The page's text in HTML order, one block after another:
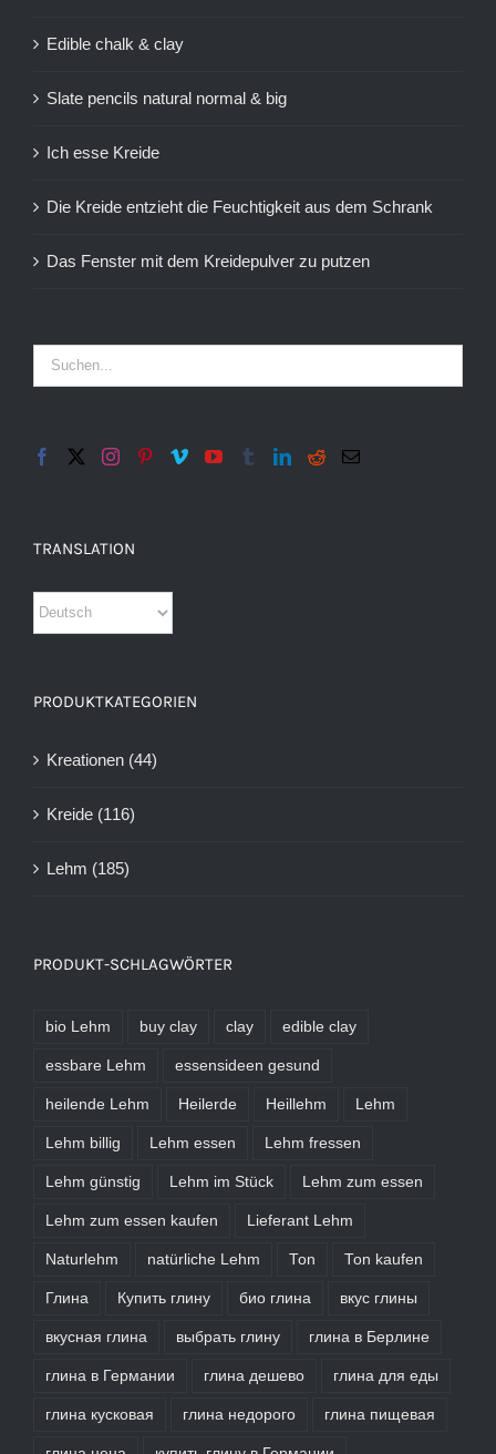
Edible chalk & clay
Slate pencils natural normal & big
Ich esse Kreide
Die Kreide entzieht die Feuchtigkeit aus dem Schrank
Das Fenster mit dem Kreidepulver zu putzen
TRANSLATION
PRODUKTKATEGORIEN
Kreationen (44)
Kreide (116)
Lehm (185)
PRODUKT-SCHLAGWÖRTER
bio Lehm buy clay clay edible clay
essbare Lehm essensideen gesund
heilende Lehm Heilerde Heillehm Lehm
Lehm billig Lehm essen Lehm fressen
Lehm günstig Lehm im Stück Lehm zum essen
Lehm zum essen kaufen Lieferant Lehm
Naturlehm natürliche Lehm Ton Ton kaufen
Глина Купить глину био глина вкус глины
вкусная глина выбрать глину глина в Берлине
глина в Германии глина дешево глина для еды
глина кусковая глина недорого глина пищевая